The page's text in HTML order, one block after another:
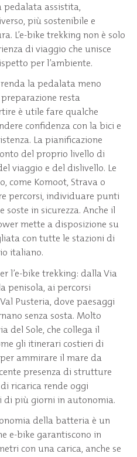
pedalata assistita,
più sostenibile e
L’e-bike trekking non è solo
di viaggio che unisce
per l’ambiente.
la pedalata meno
resta
è utile fare qualche
confidenza con la bici e
La pianificazione
del proprio livello di
viaggio e del dislivello. Le
come Komoot, Strava o
percorsi, individuare punti
in sicurezza. Anche il
mette a disposizione su
con tutte le stazioni di
italiano.
l’e-bike trekking: dalla Via
penisola, ai percorsi
Pusteria, dove paesaggi
senza sosta. Molto
del Sole, che collega il
gli itinerari costieri di
ammirare il mare da
presenza di strutture
ricarica rende oggi
di più giorni in autonomia.
della batteria è un
e-bike garantiscono in
con una carica, anche se